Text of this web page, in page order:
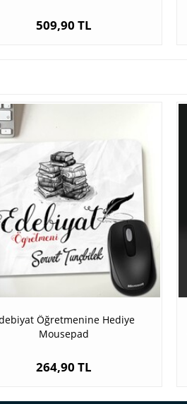
509,90 TL
Öğretmenine Hediye
Mousepad
264,90 TL